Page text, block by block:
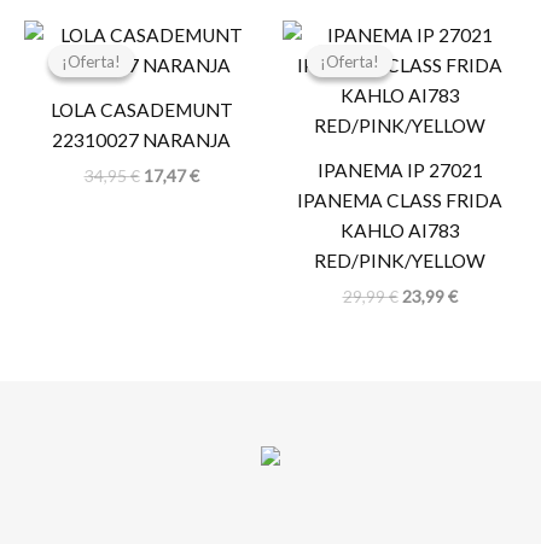
¡Oferta!
¡Oferta!
LOLA CASADEMUNT
22310027 NARANJA
34,95€
El
original
34,95 €.
17,47€
El
actual
17,47 €.
¡Oferta!
¡Oferta!
IPANEMA IP 27021
IPANEMA CLASS FRIDA
KAHLO AI783
RED/PINK/YELLOW
29,99€
El
original
era:
29,99 €.
23,99€
El
actual
es:
23,99 €.